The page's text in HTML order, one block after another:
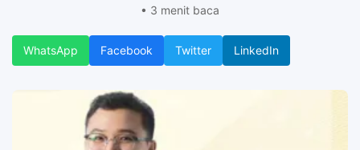
• 3 menit baca
WhatsApp Facebook Twitter LinkedIn